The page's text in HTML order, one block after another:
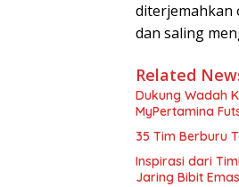
diterjemahkan
dan saling
Related
Dukung Wadah
MyPertamina
35 Tim Berburu
Inspirasi dari
Jaring Bibit